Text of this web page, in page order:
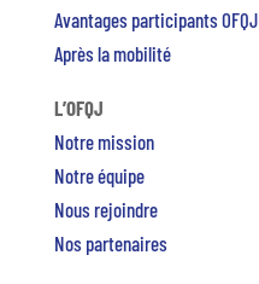
Avantages participants OFQJ
Après la mobilité
L’OFQJ
Notre mission
Notre équipe
Nous rejoindre
Nos partenaires